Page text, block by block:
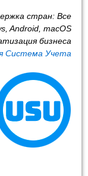
стран: Все
Android, macOS
бизнеса
Система Учета